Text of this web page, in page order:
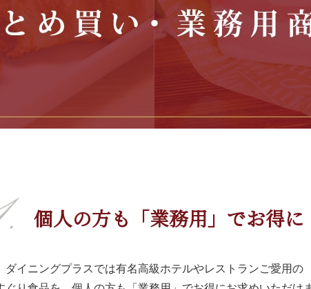
個人の方も「業務用」でお得に
ダイニングプラスでは有名高級ホテルやレストランご愛用の